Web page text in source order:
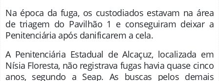
Na época da fuga, os custodiados estavam na área
de triagem do Pavilhão 1 e conseguiram deixar a
Penitenciária após danificarem a cela.
A Penitenciária Estadual de Alcaçuz, localizada em
Nísia Floresta, não registrava fugas havia quase cinco
anos, segundo a Seap. As buscas pelos demais